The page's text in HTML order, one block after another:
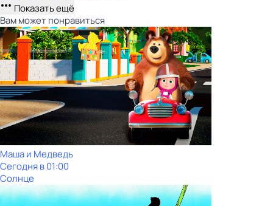
Показать ещё
Вам может понравиться
Маша и Медведь
Сегодня в 01:00
Солнце